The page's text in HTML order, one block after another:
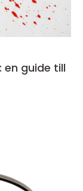
en guide till